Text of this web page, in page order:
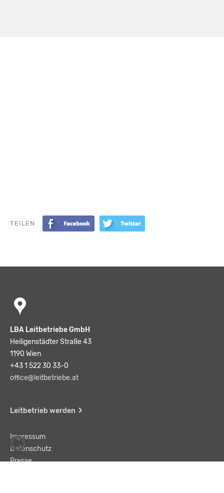
TEILEN
LBA Leitbetriebe GmbH
Heiligenstädter Straße 43
1190 Wien
+43 1 522 30 33-0
office@leitbetriebe.at
Leitbetrieb werden
Impressum
Datenschutz
Presse